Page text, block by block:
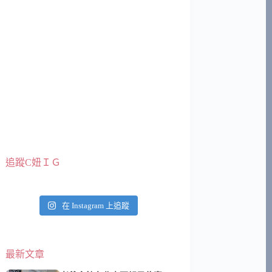
追蹤C妞ＩＧ
在 Instagram 上追蹤
最新文章